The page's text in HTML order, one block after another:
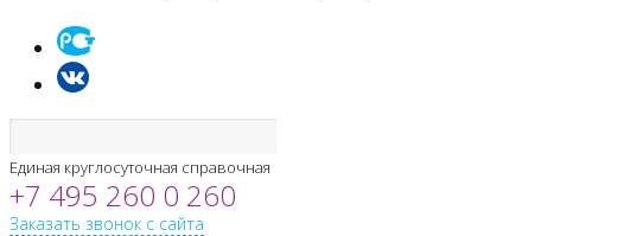
Единая круглосуточная справочная
+7 495 260 0 260
Заказать звонок с сайта